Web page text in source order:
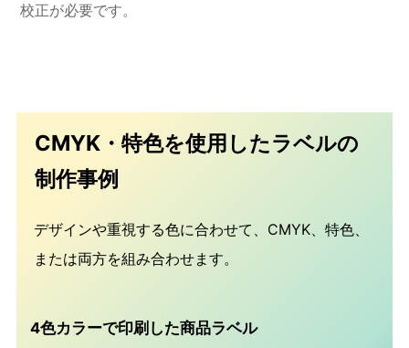
校正が必要です。
CMYK・特色を使用したラベルの
制作事例
デザインや重視する色に合わせて、CMYK、特色、
または両方を組み合わせます。
4色カラーで印刷した商品ラベル